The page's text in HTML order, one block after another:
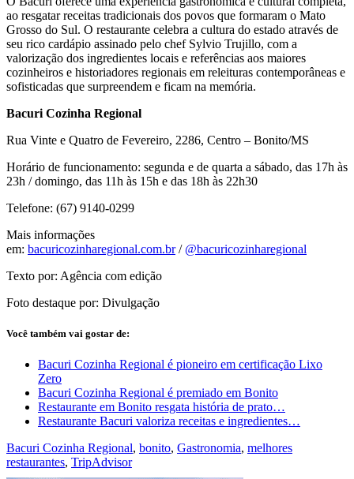
ao resgatar receitas tradicionais dos povos que formaram o Mato
Grosso do Sul. O restaurante celebra a cultura do estado através de
seu rico cardápio assinado pelo chef Sylvio Trujillo, com a
valorização dos ingredientes locais e referências aos maiores
cozinheiros e historiadores regionais em releituras contemporâneas e
sofisticadas que surpreendem e ficam na memória.
Bacuri Cozinha Regional
Rua Vinte e Quatro de Fevereiro, 2286, Centro – Bonito/MS
Horário de funcionamento: segunda e de quarta a sábado, das 17h às
23h / domingo, das 11h às 15h e das 18h às 22h30
Telefone: (67) 9140-0299
Mais informações
em: bacuricozinharegional.com.br/ @bacuricozinharegional
Texto por: Agência com edição
Foto destaque por: Divulgação
Você também vai gostar de:
Bacuri Cozinha Regional é pioneiro em certificação Lixo
Zero
Bacuri Cozinha Regional é premiado em Bonito
Restaurante em Bonito resgata história de prato…
Restaurante Bacuri valoriza receitas e ingredientes…
Bacuri Cozinha Regional, bonito, Gastronomia, melhores
restaurantes, TripAdvisor